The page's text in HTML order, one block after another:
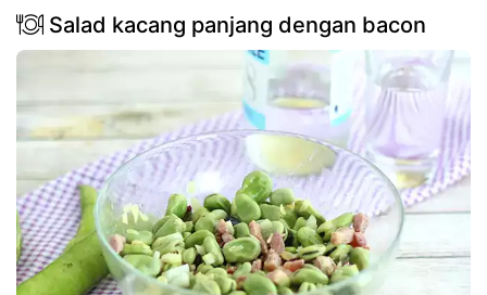
Salad kacang panjang dengan bacon